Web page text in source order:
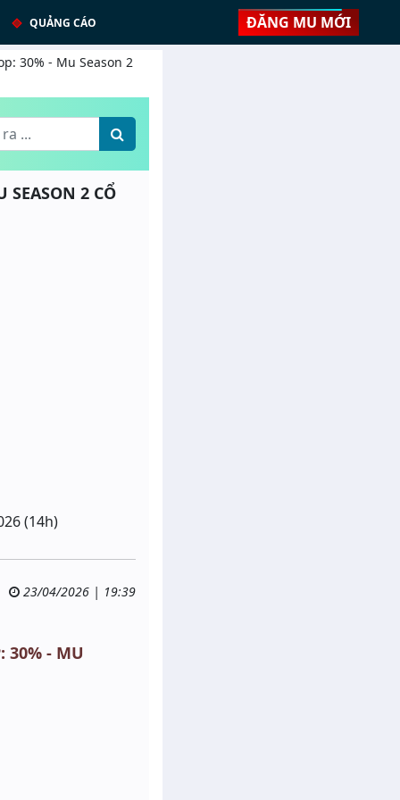
QUẢNG CÁO ĐĂNG MU MỚI
30% - Mu Season 2
SEASON 2 CỔ
(14h)
23/04/2026 | 19:39
30% - MU